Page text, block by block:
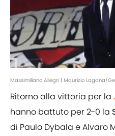
Massimiliano Allegri | Maurizio Lagana/
Ritorno alla vittoria per la
hanno battuto per 2-0 la
di Paulo Dybala e Alvaro